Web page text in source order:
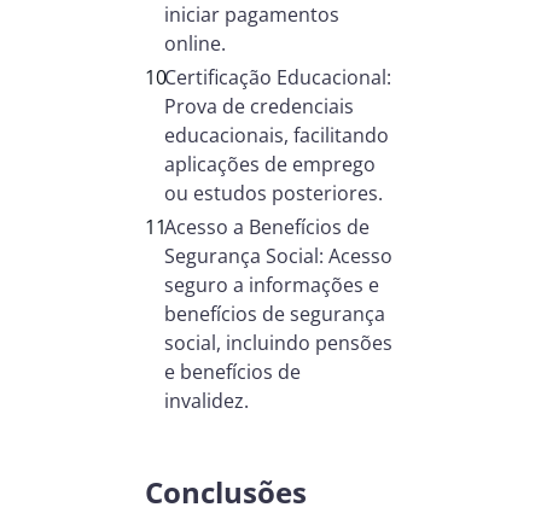
iniciar pagamentos
online.
Certificação Educacional:
Prova de credenciais
educacionais, facilitando
aplicações de emprego
ou estudos posteriores.
Acesso a Benefícios de
Segurança Social: Acesso
seguro a informações e
benefícios de segurança
social, incluindo pensões
e benefícios de
invalidez.
Conclusões